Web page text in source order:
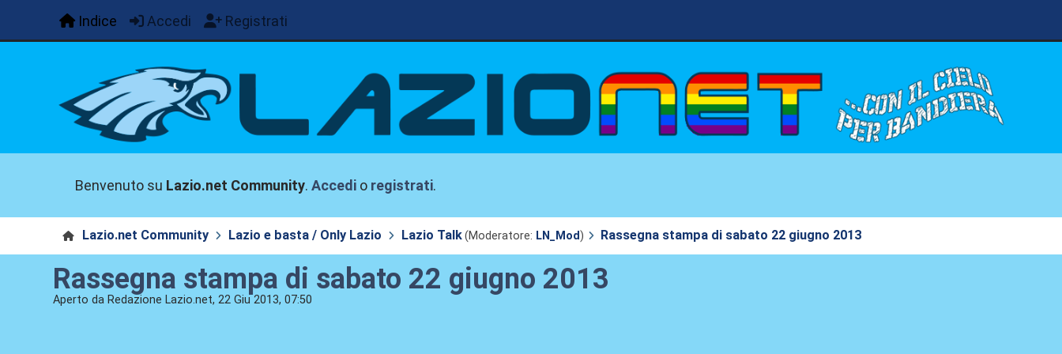
Indice Accedi Registrati
Benvenuto su Lazio.net Community.Accedi o registrati.
Lazio.net Community Lazio e basta / Only Lazio Lazio Talk(Moderatore: LN_Mod) Rassegna stampa di sabato 22 giugno 2013
Rassegna stampa di sabato 22 giugno 2013
Aperto da Redazione Lazio.net, 22 Giu 2013, 07:50